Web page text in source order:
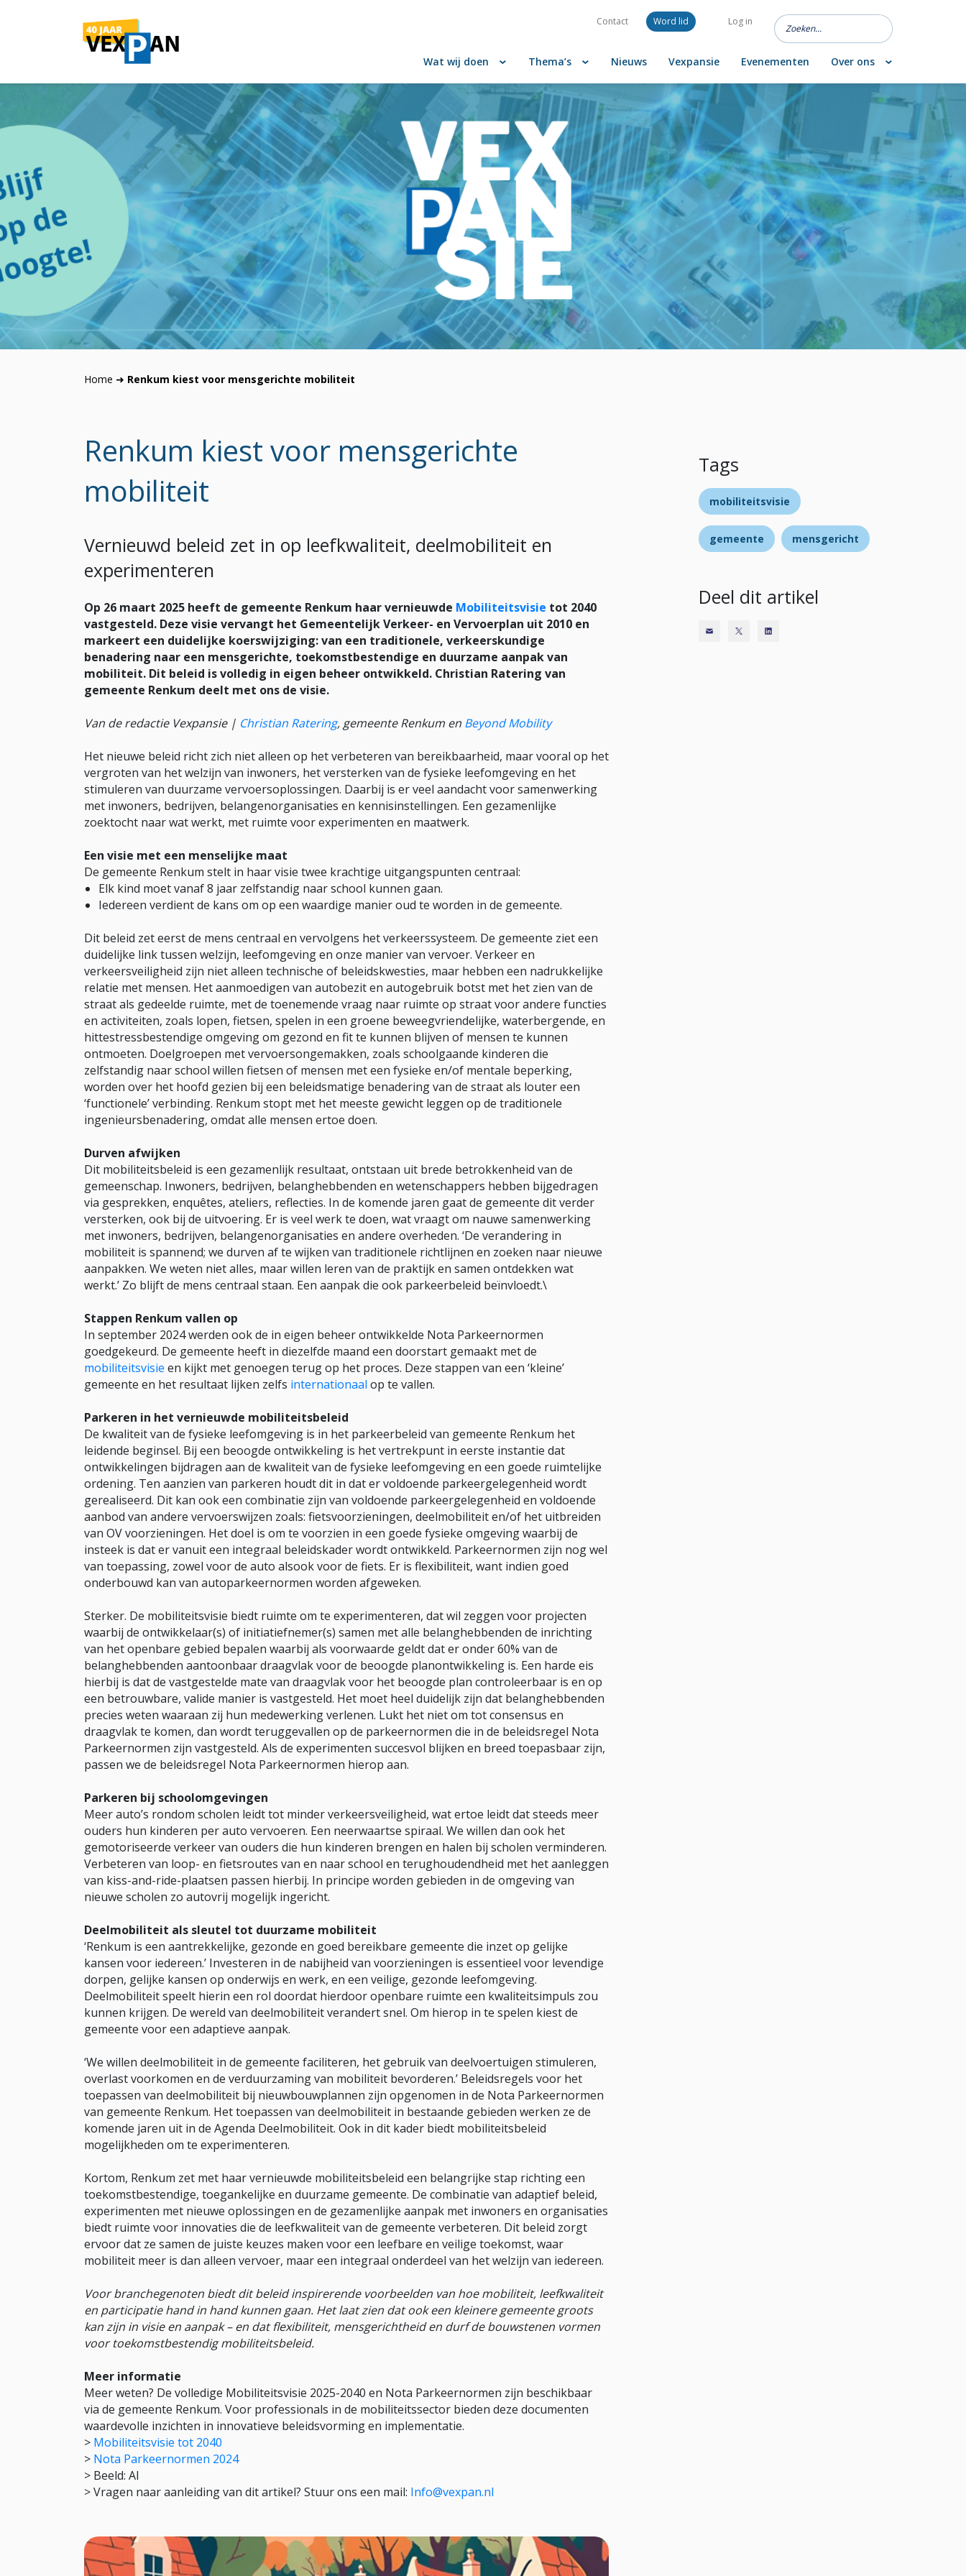
Contact Word lid Log in
Wat wij doen Thema’s Nieuws Vexpansie Evenementen Over ons
Home ➜ Renkum kiest voor mensgerichte mobiliteit
Renkum kiest voor mensgerichte
mobiliteit
Vernieuwd beleid zet in op leefkwaliteit, deelmobiliteit en
experimenteren
Op 26 maart 2025 heeft de gemeente Renkum haar vernieuwde Mobiliteitsvisie tot 2040
vastgesteld. Deze visie vervangt het Gemeentelijk Verkeer- en Vervoerplan uit 2010 en
markeert een duidelijke koerswijziging: van een traditionele, verkeerskundige
benadering naar een mensgerichte, toekomstbestendige en duurzame aanpak van
mobiliteit. Dit beleid is volledig in eigen beheer ontwikkeld. Christian Ratering van
gemeente Renkum deelt met ons de visie.
Van de redactie Vexpansie | Christian Ratering, gemeente Renkum en Beyond Mobility
Het nieuwe beleid richt zich niet alleen op het verbeteren van bereikbaarheid, maar vooral op het
vergroten van het welzijn van inwoners, het versterken van de fysieke leefomgeving en het
stimuleren van duurzame vervoersoplossingen. Daarbij is er veel aandacht voor samenwerking
met inwoners, bedrijven, belangenorganisaties en kennisinstellingen. Een gezamenlijke
zoektocht naar wat werkt, met ruimte voor experimenten en maatwerk.
Een visie met een menselijke maat
De gemeente Renkum stelt in haar visie twee krachtige uitgangspunten centraal:
Elk kind moet vanaf 8 jaar zelfstandig naar school kunnen gaan.
Iedereen verdient de kans om op een waardige manier oud te worden in de gemeente.
Dit beleid zet eerst de mens centraal en vervolgens het verkeerssysteem. De gemeente ziet een
duidelijke link tussen welzijn, leefomgeving en onze manier van vervoer. Verkeer en
verkeersveiligheid zijn niet alleen technische of beleidskwesties, maar hebben een nadrukkelijke
relatie met mensen. Het aanmoedigen van autobezit en autogebruik botst met het zien van de
straat als gedeelde ruimte, met de toenemende vraag naar ruimte op straat voor andere functies
en activiteiten, zoals lopen, fietsen, spelen in een groene beweegvriendelijke, waterbergende, en
hittestressbestendige omgeving om gezond en fit te kunnen blijven of mensen te kunnen
ontmoeten. Doelgroepen met vervoersongemakken, zoals schoolgaande kinderen die
zelfstandig naar school willen fietsen of mensen met een fysieke en/of mentale beperking,
worden over het hoofd gezien bij een beleidsmatige benadering van de straat als louter een
‘functionele’ verbinding. Renkum stopt met het meeste gewicht leggen op de traditionele
ingenieursbenadering, omdat alle mensen ertoe doen.
Durven afwijken
Dit mobiliteitsbeleid is een gezamenlijk resultaat, ontstaan uit brede betrokkenheid van de
gemeenschap. Inwoners, bedrijven, belanghebbenden en wetenschappers hebben bijgedragen
via gesprekken, enquêtes, ateliers, reflecties. In de komende jaren gaat de gemeente dit verder
versterken, ook bij de uitvoering. Er is veel werk te doen, wat vraagt om nauwe samenwerking
met inwoners, bedrijven, belangenorganisaties en andere overheden. ‘De verandering in
mobiliteit is spannend; we durven af te wijken van traditionele richtlijnen en zoeken naar nieuwe
aanpakken. We weten niet alles, maar willen leren van de praktijk en samen ontdekken wat
werkt.’ Zo blijft de mens centraal staan. Een aanpak die ook parkeerbeleid beïnvloedt.\
Stappen Renkum vallen op
In september 2024 werden ook de in eigen beheer ontwikkelde Nota Parkeernormen
goedgekeurd. De gemeente heeft in diezelfde maand een doorstart gemaakt met de
mobiliteitsvisie en kijkt met genoegen terug op het proces. Deze stappen van een ‘kleine’
gemeente en het resultaat lijken zelfs internationaal op te vallen.
Parkeren in het vernieuwde mobiliteitsbeleid
De kwaliteit van de fysieke leefomgeving is in het parkeerbeleid van gemeente Renkum het
leidende beginsel. Bij een beoogde ontwikkeling is het vertrekpunt in eerste instantie dat
ontwikkelingen bijdragen aan de kwaliteit van de fysieke leefomgeving en een goede ruimtelijke
ordening. Ten aanzien van parkeren houdt dit in dat er voldoende parkeergelegenheid wordt
gerealiseerd. Dit kan ook een combinatie zijn van voldoende parkeergelegenheid en voldoende
aanbod van andere vervoerswijzen zoals: fietsvoorzieningen, deelmobiliteit en/of het uitbreiden
van OV voorzieningen. Het doel is om te voorzien in een goede fysieke omgeving waarbij de
insteek is dat er vanuit een integraal beleidskader wordt ontwikkeld. Parkeernormen zijn nog wel
van toepassing, zowel voor de auto alsook voor de fiets. Er is flexibiliteit, want indien goed
onderbouwd kan van autoparkeernormen worden afgeweken.
Sterker. De mobiliteitsvisie biedt ruimte om te experimenteren, dat wil zeggen voor projecten
waarbij de ontwikkelaar(s) of initiatiefnemer(s) samen met alle belanghebbenden de inrichting
van het openbare gebied bepalen waarbij als voorwaarde geldt dat er onder 60% van de
belanghebbenden aantoonbaar draagvlak voor de beoogde planontwikkeling is. Een harde eis
hierbij is dat de vastgestelde mate van draagvlak voor het beoogde plan controleerbaar is en op
een betrouwbare, valide manier is vastgesteld. Het moet heel duidelijk zijn dat belanghebbenden
precies weten waaraan zij hun medewerking verlenen. Lukt het niet om tot consensus en
draagvlak te komen, dan wordt teruggevallen op de parkeernormen die in de beleidsregel Nota
Parkeernormen zijn vastgesteld. Als de experimenten succesvol blijken en breed toepasbaar zijn,
passen we de beleidsregel Nota Parkeernormen hierop aan.
Parkeren bij schoolomgevingen
Meer auto’s rondom scholen leidt tot minder verkeersveiligheid, wat ertoe leidt dat steeds meer
ouders hun kinderen per auto vervoeren. Een neerwaartse spiraal. We willen dan ook het
gemotoriseerde verkeer van ouders die hun kinderen brengen en halen bij scholen verminderen.
Verbeteren van loop- en fietsroutes van en naar school en terughoudendheid met het aanleggen
van kiss-and-ride-plaatsen passen hierbij. In principe worden gebieden in de omgeving van
nieuwe scholen zo autovrij mogelijk ingericht.
Deelmobiliteit als sleutel tot duurzame mobiliteit
‘Renkum is een aantrekkelijke, gezonde en goed bereikbare gemeente die inzet op gelijke
kansen voor iedereen.’ Investeren in de nabijheid van voorzieningen is essentieel voor levendige
dorpen, gelijke kansen op onderwijs en werk, en een veilige, gezonde leefomgeving.
Deelmobiliteit speelt hierin een rol doordat hierdoor openbare ruimte een kwaliteitsimpuls zou
kunnen krijgen. De wereld van deelmobiliteit verandert snel. Om hierop in te spelen kiest de
gemeente voor een adaptieve aanpak.
‘We willen deelmobiliteit in de gemeente faciliteren, het gebruik van deelvoertuigen stimuleren,
overlast voorkomen en de verduurzaming van mobiliteit bevorderen.’ Beleidsregels voor het
toepassen van deelmobiliteit bij nieuwbouwplannen zijn opgenomen in de Nota Parkeernormen
van gemeente Renkum. Het toepassen van deelmobiliteit in bestaande gebieden werken ze de
komende jaren uit in de Agenda Deelmobiliteit. Ook in dit kader biedt mobiliteitsbeleid
mogelijkheden om te experimenteren.
Kortom, Renkum zet met haar vernieuwde mobiliteitsbeleid een belangrijke stap richting een
toekomstbestendige, toegankelijke en duurzame gemeente. De combinatie van adaptief beleid,
experimenten met nieuwe oplossingen en de gezamenlijke aanpak met inwoners en organisaties
biedt ruimte voor innovaties die de leefkwaliteit van de gemeente verbeteren. Dit beleid zorgt
ervoor dat ze samen de juiste keuzes maken voor een leefbare en veilige toekomst, waar
mobiliteit meer is dan alleen vervoer, maar een integraal onderdeel van het welzijn van iedereen.
Voor branchegenoten biedt dit beleid inspirerende voorbeelden van hoe mobiliteit, leefkwaliteit
en participatie hand in hand kunnen gaan. Het laat zien dat ook een kleinere gemeente groots
kan zijn in visie en aanpak – en dat flexibiliteit, mensgerichtheid en durf de bouwstenen vormen
voor toekomstbestendig mobiliteitsbeleid.
Meer informatie
Meer weten? De volledige Mobiliteitsvisie 2025-2040 en Nota Parkeernormen zijn beschikbaar
via de gemeente Renkum. Voor professionals in de mobiliteitssector bieden deze documenten
waardevolle inzichten in innovatieve beleidsvorming en implementatie.
> Mobiliteitsvisie tot 2040
> Nota Parkeernormen 2024
> Beeld: AI
> Vragen naar aanleiding van dit artikel? Stuur ons een mail: Info@vexpan.nl
Tags
mobiliteitsvisie
gemeente mensgericht
Deel dit artikel